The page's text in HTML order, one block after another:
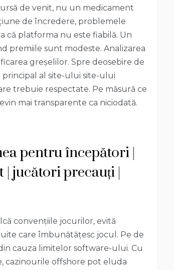
de venit, nu un medicament
de încredere, problemele
că platforma nu este fiabilă. Un
premiile sunt modeste. Analizarea
greșelilor. Spre deosebire de
al site-ului site-ului
trebuie respectate. Pe măsură ce
mai transparente ca niciodată.
pentru începători |
jucători precauți |
convențiile jocurilor, evită
care îmbunătățesc jocul. Pe de
cauza limitelor software-ului. Cu
cazinourile offshore pot eluda